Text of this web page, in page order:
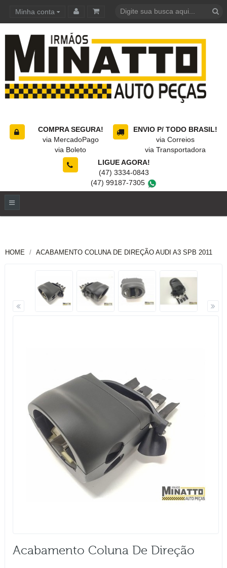
Minha conta
COMPRA SEGURA!
via MercadoPago
via Boleto
ENVIO P/ TODO BRASIL!
via Correios
via Transportadora
LIGUE AGORA!
(47) 3334-0843
(47) 99187-7305
HOME ACABAMENTO COLUNA DE DIREÇÃO AUDI A3 SPB 2011
Acabamento Coluna De Direção